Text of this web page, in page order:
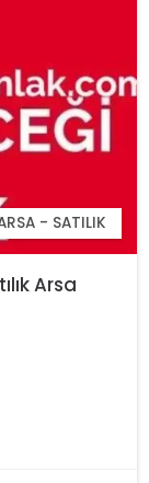
- SATILIK
Arsa